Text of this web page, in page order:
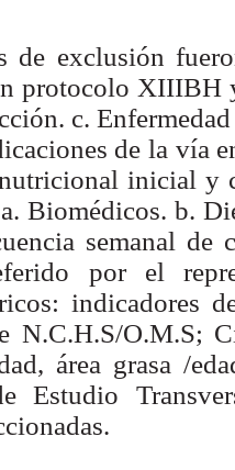
de exclusión
protocolo XIIIBH
c.
de la vía
inicial y
Biomédicos. b.
semanal de
por el
indicadores
N.C.H.S/O.M.S;
área grasa /
Estudio